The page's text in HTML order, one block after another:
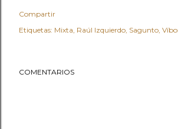
Compartir
Etiquetas: Mixta Raúl Izquierdo Sagunto
COMENTARIOS